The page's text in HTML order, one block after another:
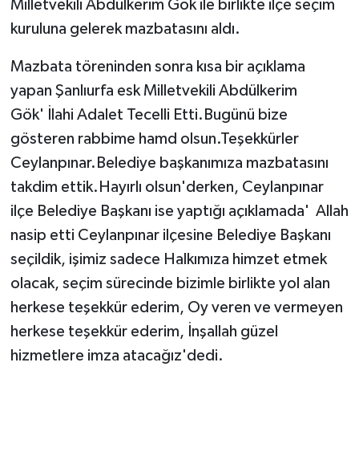
Milletvekili Abdülkerim Gök ile birlikte ilçe seçim
kuruluna gelerek mazbatasını aldı.
Mazbata töreninden sonra kısa bir açıklama
yapan Şanlıurfa esk Milletvekili Abdülkerim
Gök' İlahi Adalet Tecelli Etti.Bugünü bize
gösteren rabbime hamd olsun.Teşekkürler
Ceylanpınar.Belediye başkanımıza mazbatasını
takdim ettik.Hayırlı olsun'derken, Ceylanpınar
ilçe Belediye Başkanı ise yaptığı açıklamada' Allah
nasip etti Ceylanpınar ilçesine Belediye Başkanı
seçildik, işimiz sadece Halkımıza himzet etmek
olacak, seçim sürecinde bizimle birlikte yol alan
herkese teşekkür ederim, Oy veren ve vermeyen
herkese teşekkür ederim, İnşallah güzel
hizmetlere imza atacağız'dedi.